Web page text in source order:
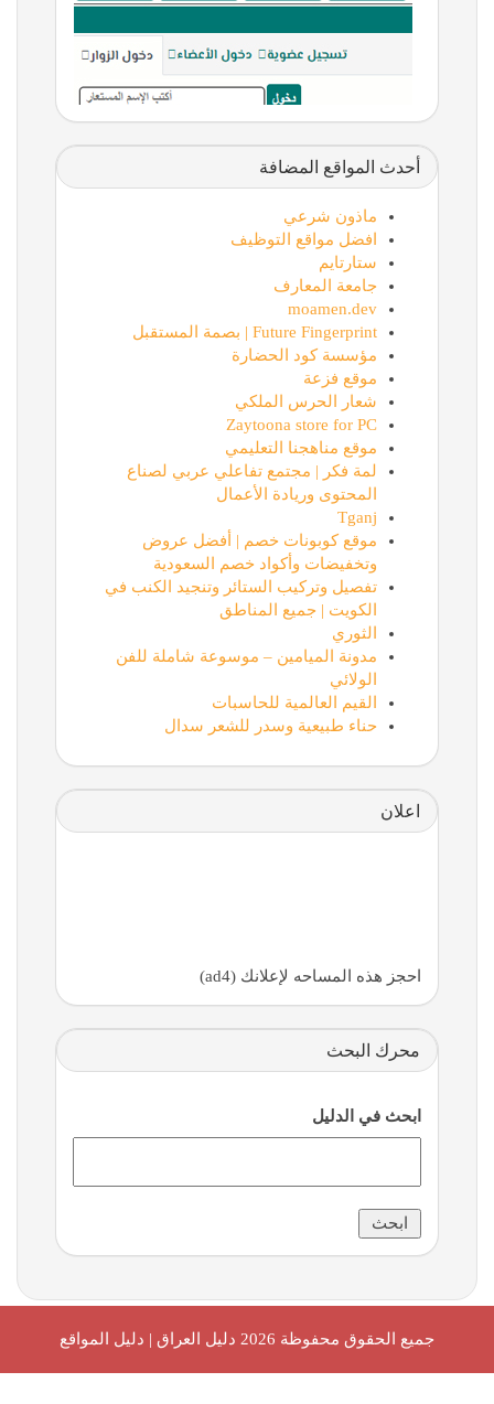
أحدث المواقع المضافة
ماذون شرعي
افضل مواقع التوظيف
ستارتايم
جامعة المعارف
moamen.dev
Future Fingerprint | بصمة المستقبل
مؤسسة كود الحضارة
موقع فزعة
شعار الحرس الملكي
Zaytoona store for PC
موقع مناهجنا التعليمي
لمة فكر | مجتمع تفاعلي عربي لصناع
المحتوى وريادة الأعمال
Tganj
موقع كوبونات خصم | أفضل عروض
وتخفيضات وأكواد خصم السعودية
تفصيل وتركيب الستائر وتنجيد الكنب في
الكويت | جميع المناطق
الثوري
مدونة الميامين – موسوعة شاملة للفن
الولائي
القيم العالمية للحاسبات
حناء طبيعية وسدر للشعر سدال
اعلان
احجز هذه المساحه لإعلانك (ad4)
محرك البحث
ابحث في الدليل
جميع الحقوق محفوظة 2026 دليل العراق | دليل المواقع